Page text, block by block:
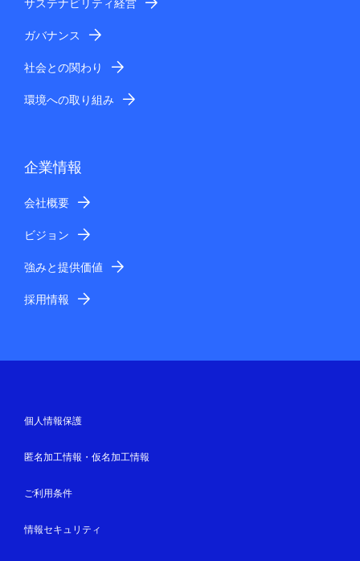
ガバナンス
社会との関わり
環境への取り組み
企業情報
会社概要
ビジョン
強みと提供価値
採用情報
個人情報保護
匿名加工情報・仮名加工情報
ご利用条件
情報セキュリティ